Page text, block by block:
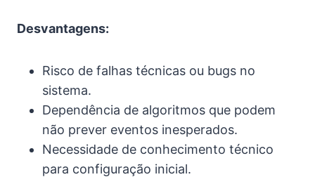
Desvantagens:
Risco de falhas técnicas ou bugs no
sistema.
Dependência de algoritmos que podem
não prever eventos inesperados.
Necessidade de conhecimento técnico
para configuração inicial.